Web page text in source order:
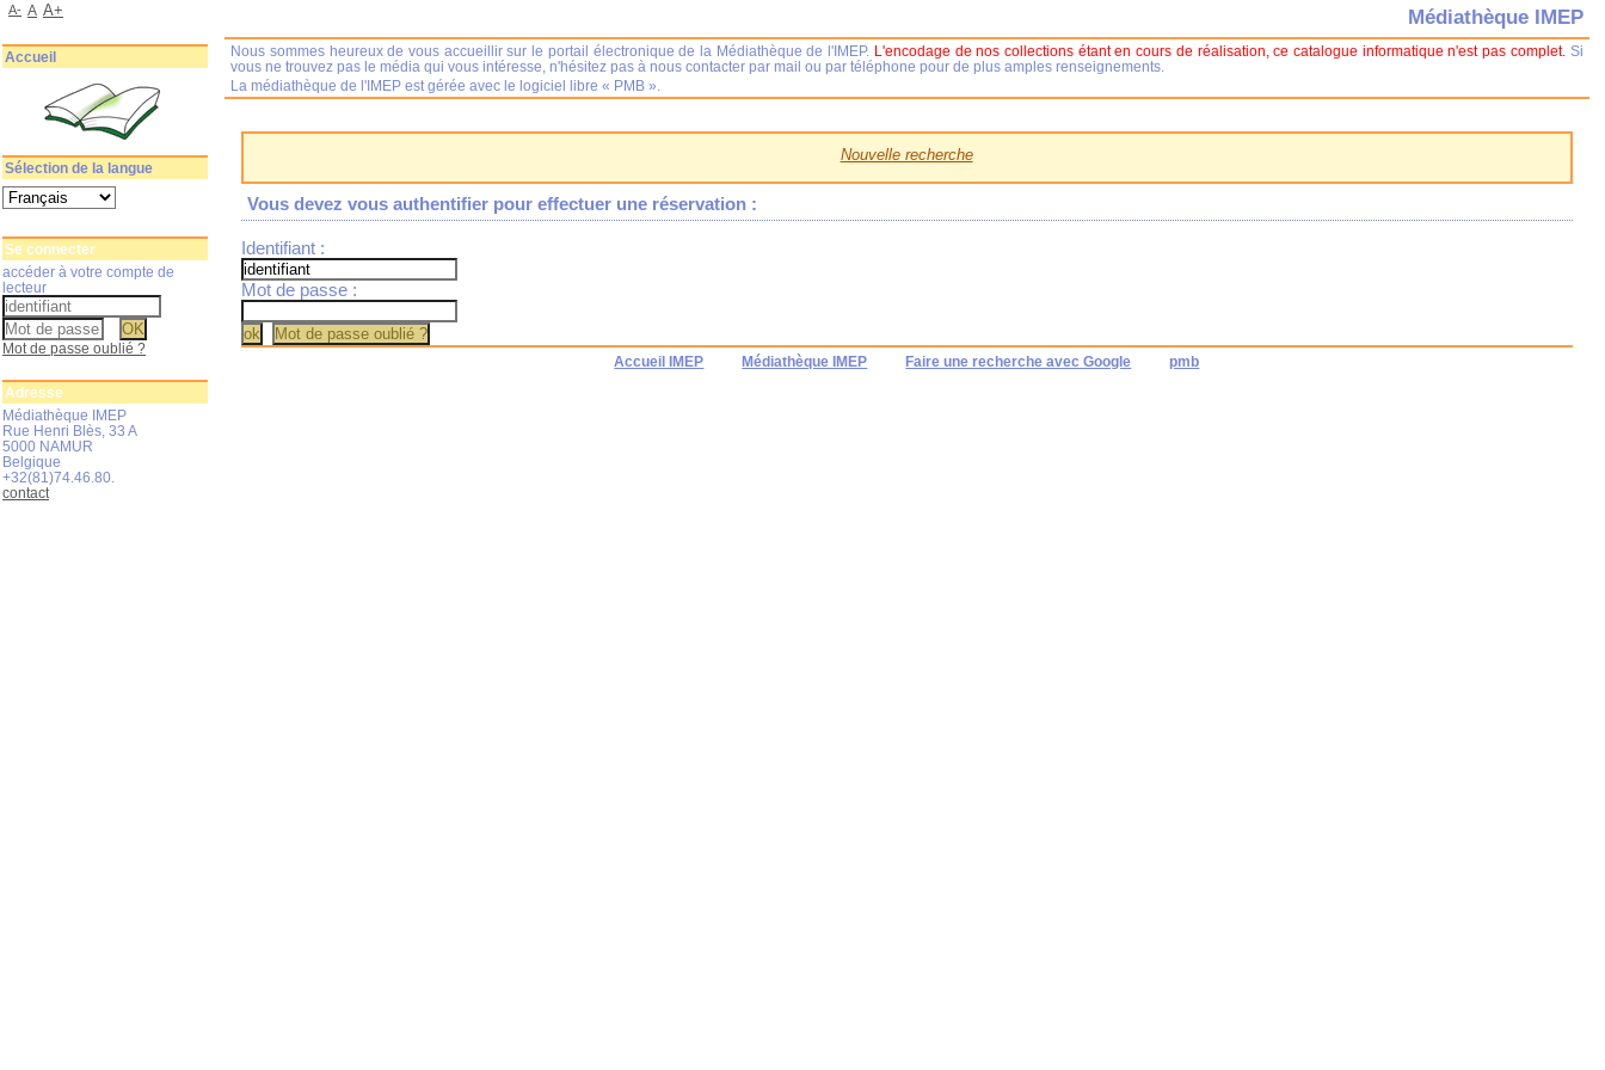
Nouvelle recherche
Vous devez vous authentifier pour effectuer une réservation :
Identifiant :
Mot de passe :
Accueil IMEP Médiathèque IMEP Faire une recherche avec Google pmb
Médiathèque IMEP
Nous sommes heureux de vous accueillir sur le portail électronique de la Médiathèque de l'IMEP. L'encodage de nos collections étant en cours de réalisation, ce catalogue informatique n'est pas complet. Si
vous ne trouvez pas le média qui vous intéresse, n'hésitez pas à nous contacter par mail ou par téléphone pour de plus amples renseignements.
La médiathèque de l'IMEP est gérée avec le logiciel libre « PMB ».
A- A A+
Accueil
Sélection de la langue
Se connecter
accéder à votre compte de
lecteur
Mot de passe oublié ?
Adresse
Médiathèque IMEP
Rue Henri Blès, 33 A
5000 NAMUR
Belgique
+32(81)74.46.80.
contact